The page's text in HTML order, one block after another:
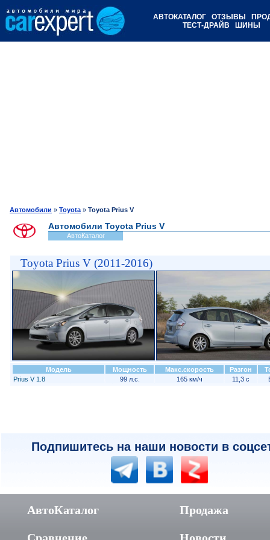
АВТОКАТАЛОГ ОТЗЫВЫ
ТЕСТ-ДРАЙВ
ШИНЫ
Автомобили » Toyota » Toyota Prius V
Автомобили Toyota Prius V
АвтоКаталог
Toyota Prius V (2011-2016)
Модель Мощность Макс.скорость Разгон
Prius V 1.8
99 л.с. 165 км/ч 11,3 с
Подпишитесь на наши новости в
АвтоКаталог Продажа